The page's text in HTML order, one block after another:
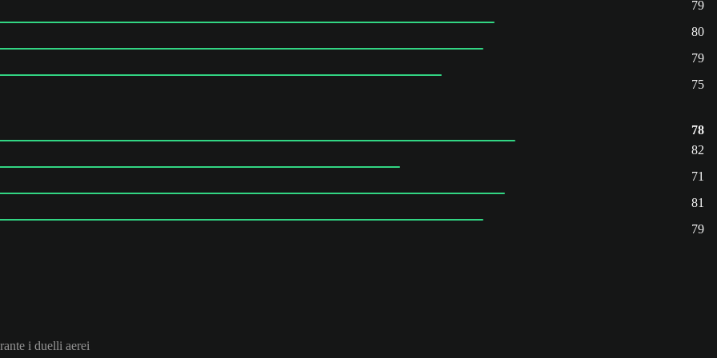
79
80
79
75
78
82
71
81
79
i duelli aerei